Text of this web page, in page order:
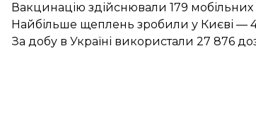
Вакцинацію здійснювали 179
Найбільше щеплень зробили у Києві — 4
За добу в Україні використали 27 876